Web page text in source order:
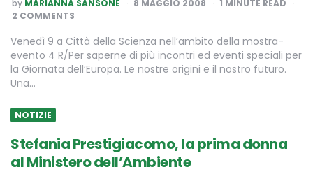
BY
by MARIANNA SANSONE 8 MAGGIO 2008 1 MINUTE READ
2 COMMENTS
Venedì 9 a Città della Scienza nell’ambito della mostra-
evento 4 R/Per saperne di più incontri ed eventi speciali per
la Giornata dell’Europa. Le nostre origini e il nostro futuro.
Una…
NOTIZIE
Stefania Prestigiacomo, la prima donna
al Ministero dell’Ambiente